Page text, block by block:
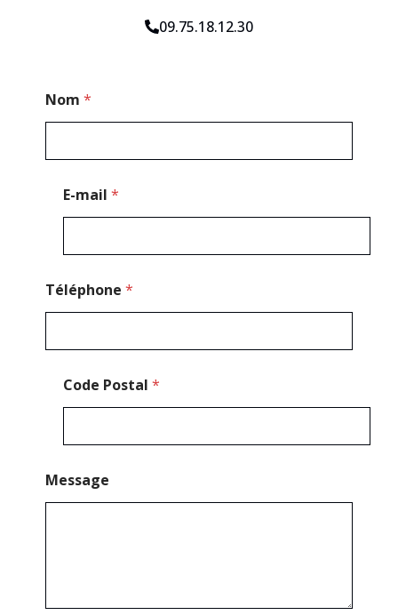
09.75.18.12.30
Nom *
E-mail *
Téléphone *
Code Postal *
Message